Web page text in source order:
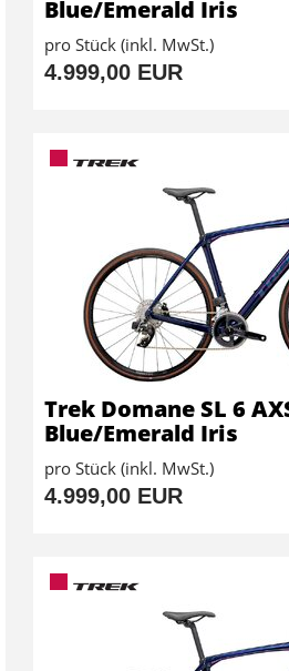
Blue/Emerald Iris
pro Stück (inkl. MwSt.)
4.999,00 EUR
Trek Domane SL 6
Blue/Emerald Iris
pro Stück (inkl. MwSt.)
4.999,00 EUR